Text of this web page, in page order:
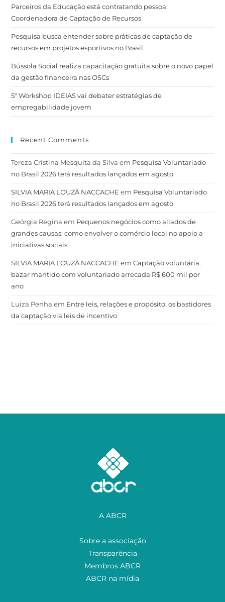
Parceiros da Educação está contratando pessoa
Coordenadora de Captação de Recursos
Pesquisa busca entender sobre práticas de captação de
recursos em projetos esportivos no Brasil
Bússola Social realiza capacitação gratuita sobre o novo papel
da gestão financeira nas OSCs
5º Workshop IDEIAS vai debater estratégias de
empregabilidade jovem
Recent Comments
Tereza Cristina Mesquita da Silva em Pesquisa Voluntariado
no Brasil 2026 terá resultados lançados em agosto
SILVIA MARIA LOUZÃ NACCACHE em Pesquisa Voluntariado
no Brasil 2026 terá resultados lançados em agosto
Geórgia Regina em Pequenos negócios como aliados de
grandes causas: como envolver o comércio local no apoio a
iniciativas sociais
SILVIA MARIA LOUZÃ NACCACHE emCaptação voluntária:
bazar mantido com voluntariado arrecada R$ 600 mil por
ano
Luiza Penha em Entre leis, relações e propósito: os bastidores
da captação via leis de incentivo
A ABCR
Sobre a associação
Transparência
Membros ABCR
ABCR na mídia